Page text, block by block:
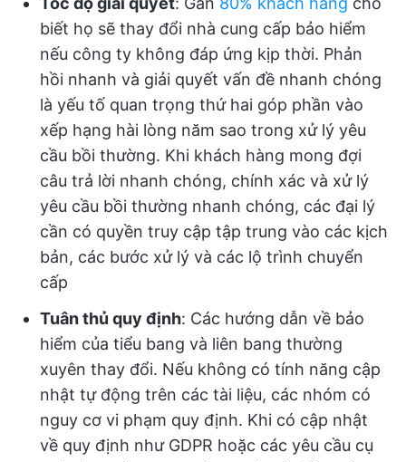
biết họ sẽ thay đổi nhà cung cấp bảo hiểm
nếu công ty không đáp ứng kịp thời. Phản
hồi nhanh và giải quyết vấn đề nhanh chóng
là yếu tố quan trọng thứ hai góp phần vào
xếp hạng hài lòng năm sao trong xử lý yêu
cầu bồi thường. Khi khách hàng mong đợi
câu trả lời nhanh chóng, chính xác và xử lý
yêu cầu bồi thường nhanh chóng, các đại lý
cần có quyền truy cập tập trung vào các kịch
bản, các bước xử lý và các lộ trình chuyển
cấp
Tuân thủ quy định: Các hướng dẫn về bảo
hiểm của tiểu bang và liên bang thường
xuyên thay đổi. Nếu không có tính năng cập
nhật tự động trên các tài liệu, các nhóm có
nguy cơ vi phạm quy định. Khi có cập nhật
về quy định như GDPR hoặc các yêu cầu cụ